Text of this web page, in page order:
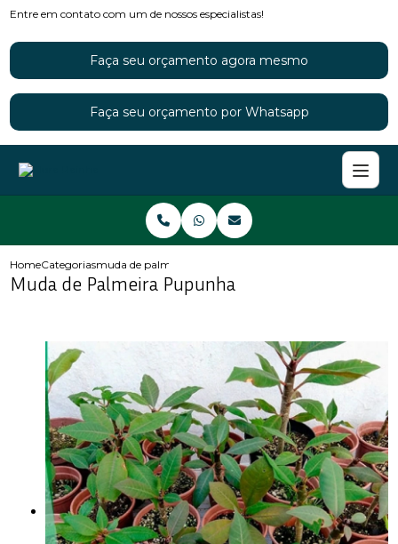
Entre em contato com um de nossos especialistas!
Faça seu orçamento agora mesmo
Faça seu orçamento por Whatsapp
HomeCategoriasmuda de palmeira pupunha
Muda de Palmeira Pupunha